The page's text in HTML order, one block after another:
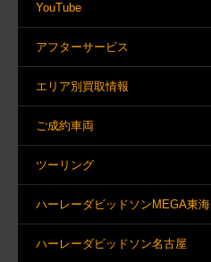
YouTube
アフターサービス
エリア別買取情報
ご成約車両
ツーリング
ハーレーダビッドソンMEGA東海
ハーレーダビッドソン名古屋